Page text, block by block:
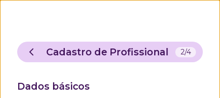
Cadastro de Profissional 2/4
Dados básicos